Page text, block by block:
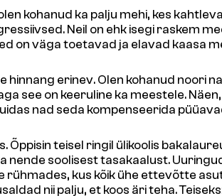
kohanud ka palju mehi, kes
Neil on ehk isegi raskem
on väga toetavad ja elavad kaasa
erinev. Olen kohanud noori
see on keeruline ka meestele.
nad seda kompenseerida
teisel ringil ülikoolis
soolisest tasakaalust.
kus kõik ühe ettevõtte
nii palju, et koos äri teha.